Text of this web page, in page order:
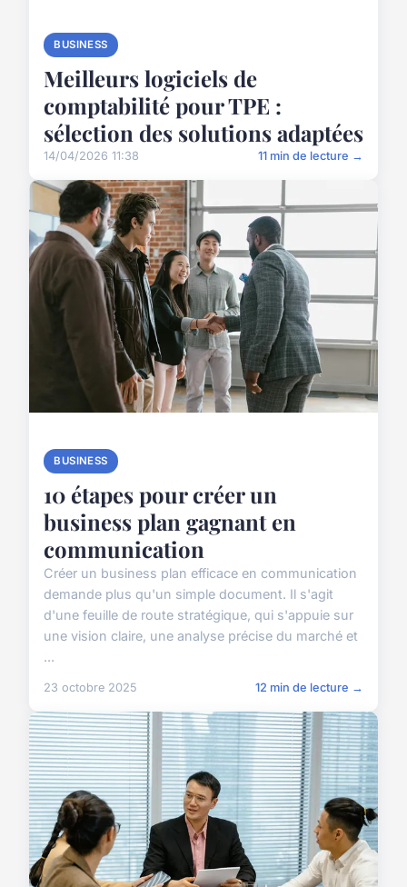
BUSINESS
Meilleurs logiciels de
comptabilité pour TPE :
sélection des solutions adaptées
14/04/2026 11:38 11 min de lecture →
BUSINESS
10 étapes pour créer un
business plan gagnant en
communication
Créer un business plan efficace en communication
demande plus qu'un simple document. Il s'agit
d'une feuille de route stratégique, qui s'appuie sur
une vision claire, une analyse précise du marché et
...
23 octobre 2025 12 min de lecture →